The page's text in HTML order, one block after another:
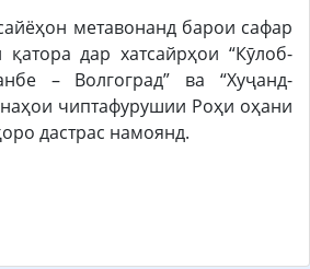
метавонанд барои сафар
қатора дар хатсайрҳои “Кӯлоб-
– Волгоград” ва “Хуҷанд-
чиптафурушии Роҳи оҳани
дастрас намоянд.